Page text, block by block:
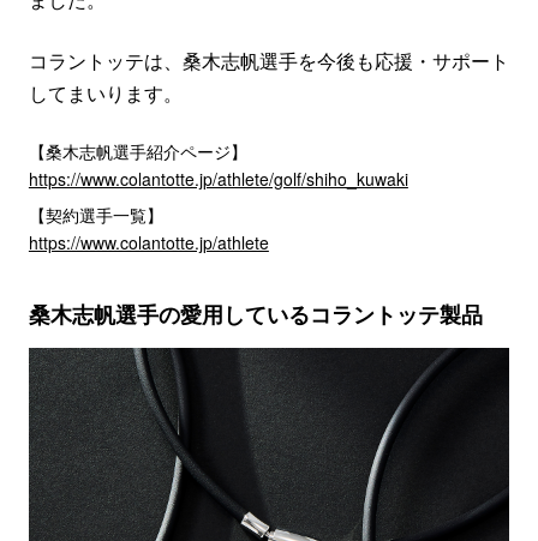
コラントッテは、桑木志帆選手を今後も応援・サポート
してまいります。
【桑木志帆選手紹介ページ】
https://www.colantotte.jp/athlete/golf/shiho_kuwaki
【契約選手一覧】
https://www.colantotte.jp/athlete
桑木志帆選手の愛用しているコラントッテ製品